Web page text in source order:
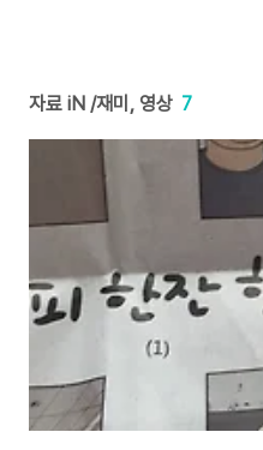
자료 iN /재미, 영상 7